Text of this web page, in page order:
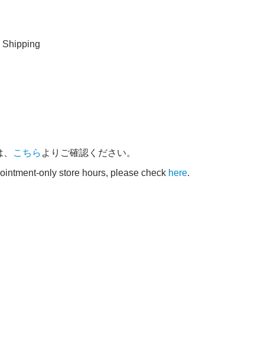
Shipping
こちら よりご確認ください。
only store hours, please check here.